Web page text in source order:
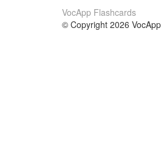
VocApp Flashcards
© Copyright 2026 VocApp